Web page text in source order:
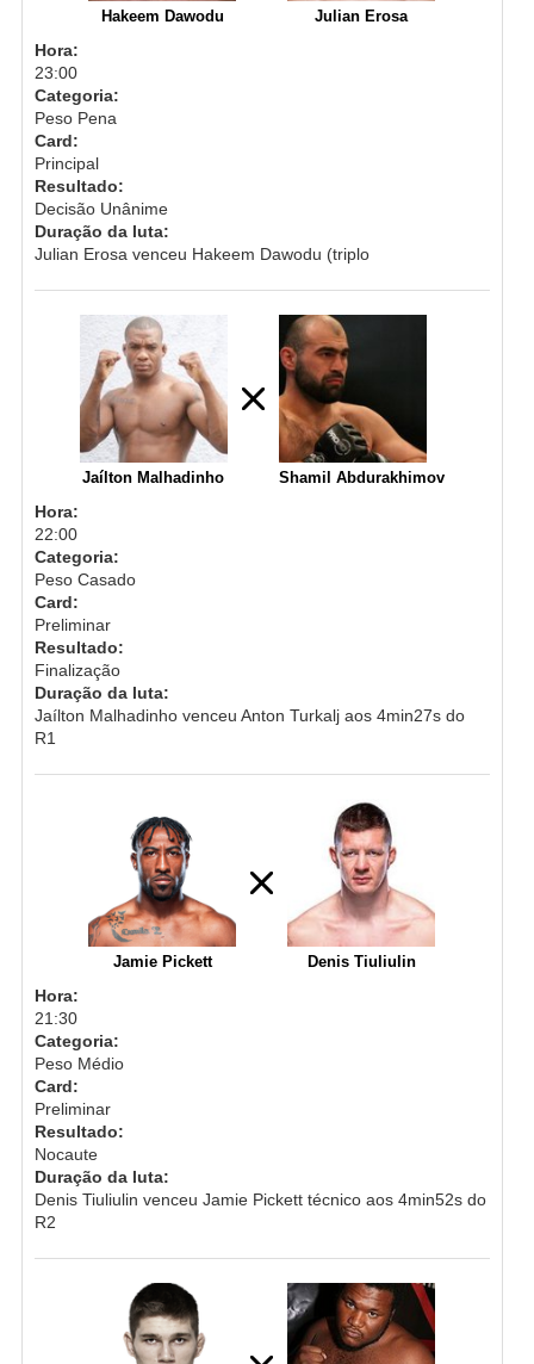
Hakeem Dawodu Julian Erosa
Hora:
23:00
Categoria:
Peso Pena
Card:
Principal
Resultado:
Decisão Unânime
Duração da luta:
Julian Erosa venceu Hakeem Dawodu (triplo
Jaílton Malhadinho Shamil Abdurakhimov
Hora:
22:00
Categoria:
Peso Casado
Card:
Preliminar
Resultado:
Finalização
Duração da luta:
Jaílton Malhadinho venceu Anton Turkalj aos 4min27s do
R1
Jamie Pickett Denis Tiuliulin
Hora:
21:30
Categoria:
Peso Médio
Card:
Preliminar
Resultado:
Nocaute
Duração da luta:
Denis Tiuliulin venceu Jamie Pickett técnico aos 4min52s do
R2